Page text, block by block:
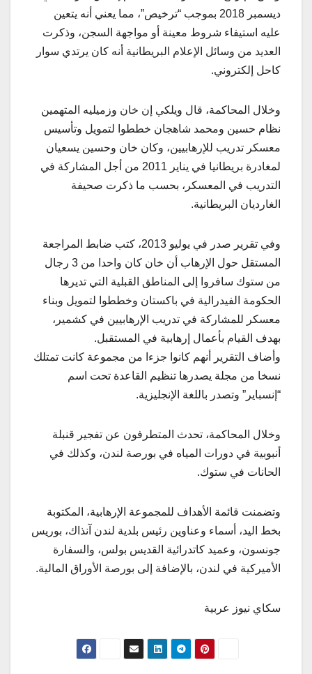
ديسمبر 2018 بموجب “ترخيص”، مما يعني أنه يتعين
عليه استيفاء شروط معينة أو مواجهة السجن، وذكرت
العديد من وسائل الإعلام البريطانية أنه كان يرتدي سوار
كاحل إلكتروني.
وخلال المحاكمة، قال ويلكي إن خان وزميليه المتهمين
نظام حسين ومحمد شاهجان خططوا لتمويل وتأسيس
معسكر تدريب للإرهابيين، وكان خان وحسين يسعيان
لمغادرة بريطانيا في يناير 2011 من أجل المشاركة في
التدريب في المعسكر، بحسب ما ذكرت صحيفة
الغارديان البريطانية.
وفي تقرير صدر في يوليو 2013، كتب ضابط المراجعة
المستقل حول الإرهاب أن خان كان واحدا من 3 رجال
من ستوك سافروا إلى المناطق القبلية التي تديرها
الحكومة الفيدرالية في باكستان وخططوا لتمويل وبناء
معسكر للمشاركة في تدريب الإرهابيين في كشمير،
بهدف القيام بأعمال إرهابية في المستقبل.
وأضاف التقرير أنهم كانوا جزءا من مجموعة كانت تمتلك
نسخا من مجلة يصدرها تنظيم القاعدة تحت اسم
“إنسباير” وتصدر باللغة الإنجليزية.
وخلال المحاكمة، تحدث المتطرفون عن تفجير قنبلة
أنبوبية في دورات المياه في بورصة لندن، وكذلك في
الحانات في ستوك.
وتضمنت قائمة الأهداف للمجموعة الإرهابية، المكتوبة
بخط اليد، أسماء وعناوين رئيس بلدية لندن آنذاك، بوريس
جونسون، وعميد كاتدرائية القديس بولس، والسفارة
الأميركية في لندن، بالإضافة إلى بورصة الأوراق المالية.
سكاي نيوز عربية